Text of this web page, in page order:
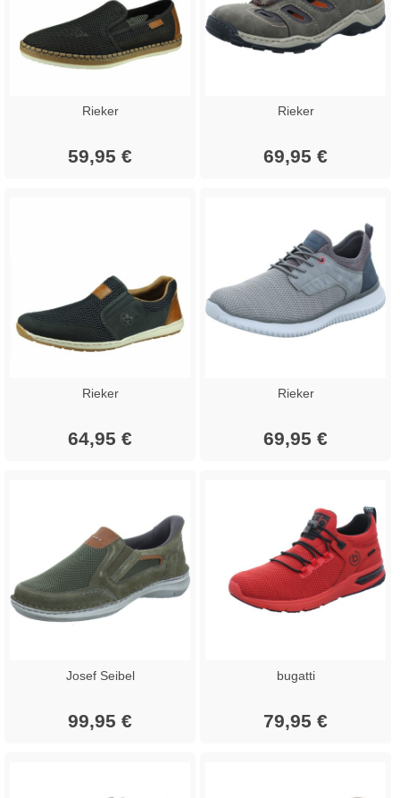
Rieker
59,95 €
Rieker
69,95 €
Rieker
64,95 €
Rieker
69,95 €
Josef Seibel
99,95 €
bugatti
79,95 €